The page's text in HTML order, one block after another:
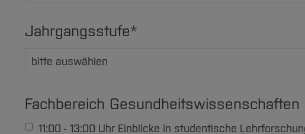
Jahrgangsstufe*
Fachbereich Gesundheitswissenschaften
11:00 - 13:00 Uhr Einblicke in studentische